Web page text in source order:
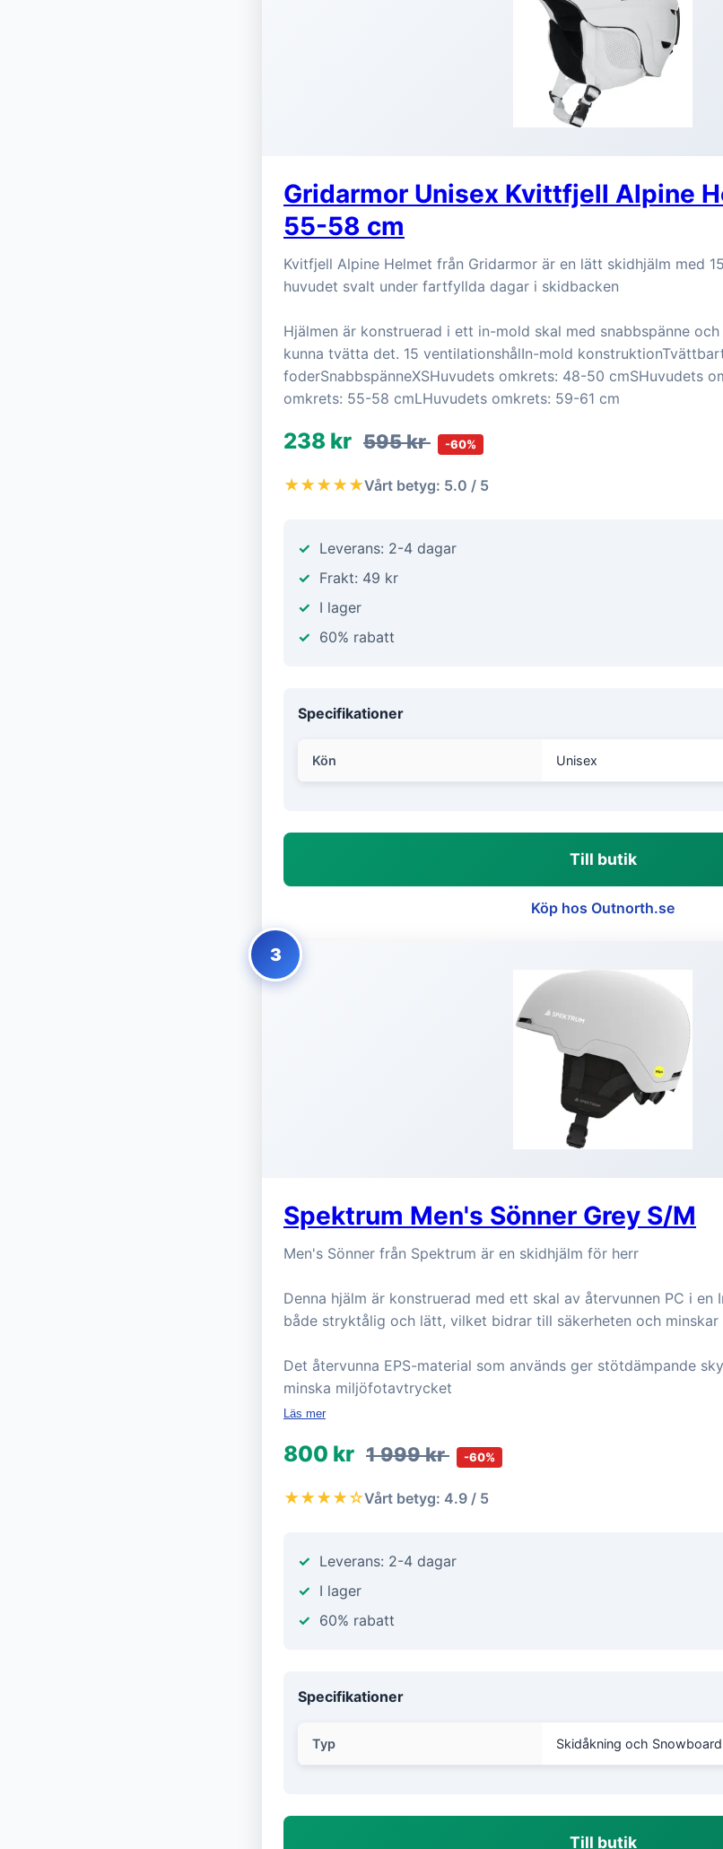
Gridarmor Unisex Kvittfjell Alpine
55-58 cm
Kvitfjell Alpine Helmet från Gridarmor är en lätt skidhjälm med
huvudet svalt under fartfyllda dagar i skidbacken
Hjälmen är konstruerad i ett in-mold skal med snabbspänne
kunna tvätta det. 15 ventilationshålIn-mold
foderSnabbspänneXSHuvudets omkrets: 48-50 cmSHuvudets
omkrets: 55-58 cmLHuvudets omkrets: 59-61 cm
238 kr 595 kr -60%
★★★★★Vårt betyg: 5.0 / 5
Leverans: 2-4 dagar
Frakt: 49 kr
I lager
60% rabatt
Specifikationer
Kön Unisex
Till butik
Köp hos Outnorth.se
3
Spektrum Men's Sönner Grey S/M
Men's Sönner från Spektrum är en skidhjälm för herr
Denna hjälm är konstruerad med ett skal av återvunnen PC i
både stryktålig och lätt, vilket bidrar till säkerheten och minskar
Det återvunna EPS-material som används ger stötdämpande
minska miljöfotavtrycket
Läs mer
800 kr 1 999 kr -60%
★★★★☆Vårt betyg: 4.9 / 5
Leverans: 2-4 dagar
I lager
60% rabatt
Specifikationer
Typ Skidåkning och
Till butik